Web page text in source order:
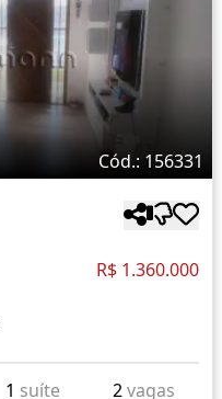
Cód.: 156331
R$ 1.360.000
1 suíte 2vagas